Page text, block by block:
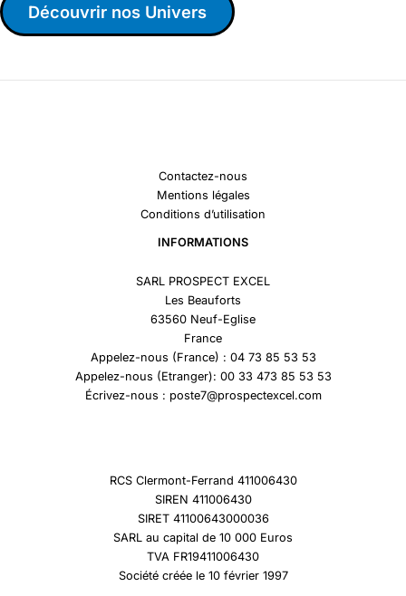
Découvrir nos Univers
Contactez-nous
Mentions légales
Conditions d’utilisation
INFORMATIONS
SARL PROSPECT EXCEL
Les Beauforts
63560 Neuf-Eglise
France
Appelez-nous (France) : 04 73 85 53 53
Appelez-nous (Etranger): 00 33 473 85 53 53
Écrivez-nous : poste7@prospectexcel.com
RCS Clermont-Ferrand 411006430
SIREN 411006430
SIRET 41100643000036
SARL au capital de 10 000 Euros
TVA FR19411006430
Société créée le 10 février 1997